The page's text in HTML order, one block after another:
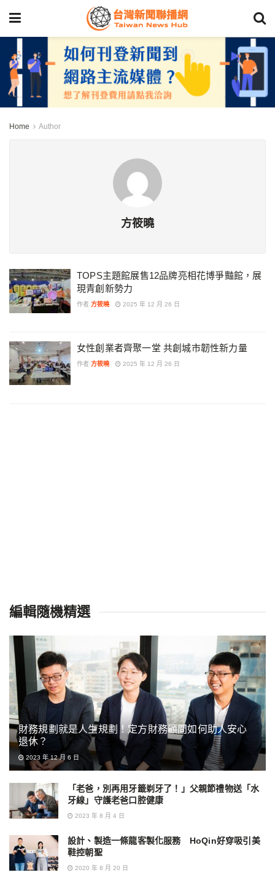
Home Author
方筱曉
TOPS主題館展售12品牌亮相花博爭豔館，展
現青創新勢力
作者 方筱曉 2025 年 12 月 26 日
女性創業者齊聚一堂 共創城市韌性新力量
作者 方筱曉 2025 年 12 月 26 日
編輯隨機精選
財務規劃就是人生規劃！定方財務顧問如何助人安心
退休？
2023 年 12 月 6 日
「老爸，別再用牙籤剃牙了！」父親節禮物送「水
牙線」守護老爸口腔健康
2023 年 8 月 4 日
設計、製造一條龍客製化服務 HoQin好穿吸引美
鞋控朝聖
2020 年 8 月 20 日